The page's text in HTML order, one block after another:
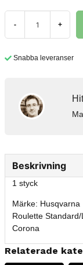
- +
Snabba leveranser
Beskrivning
1 styck
Märke: Husqvarna
Roulette Standard/
Corona
Relaterade